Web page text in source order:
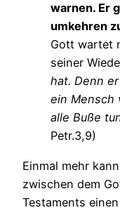
warnen. Er
umkehren
Gott wartet
seiner
hat. Denn
ein Mensch
alle Buße
Petr.3,9)
Einmal mehr
zwischen dem
Testaments